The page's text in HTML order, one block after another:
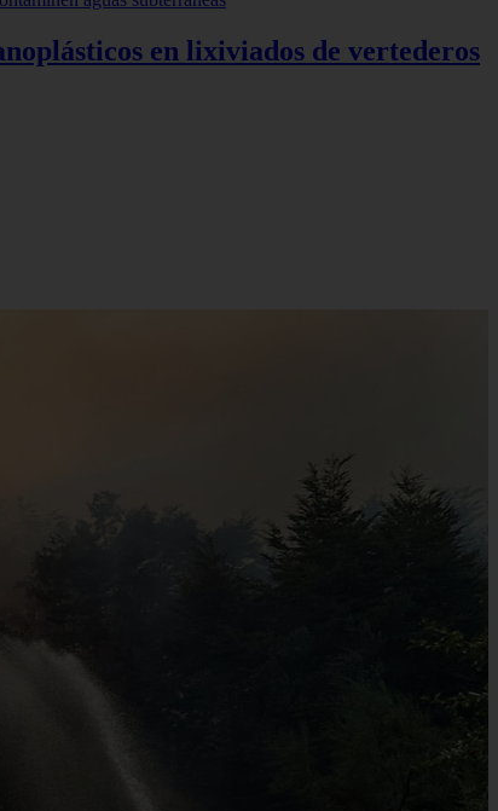
en lixiviados de vertederos